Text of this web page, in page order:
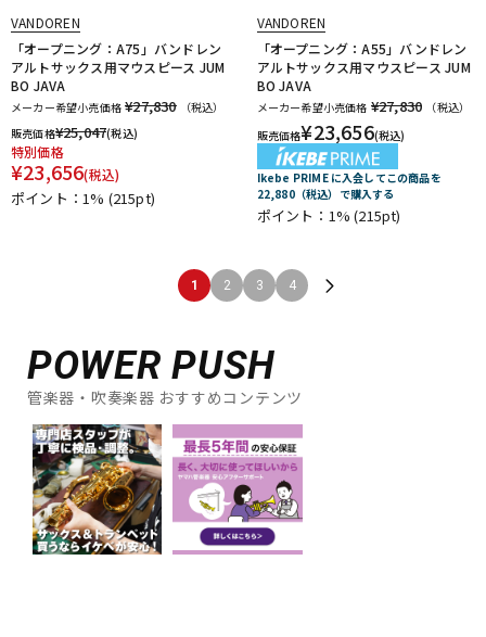
VANDOREN
「オープニング：A75」バンドレン
アルトサックス用マウスピース JUM
BO JAVA
メーカー希望小売価格 ¥27,830
（税込）
販売価格¥25,047(税込)
特別価格
¥23,656(税込)
ポイント：1% (215pt)
VANDOREN
「オープニング：A55」バンドレン
アルトサックス用マウスピース JUM
BO JAVA
メーカー希望小売価格 ¥27,830
（税込）
販売価格¥23,656(税込)
Ikebe PRIME に入会してこの商品を
22,880（税込）で購入する
ポイント：1%(215pt)
1 2 3 4
POWER PUSH
管楽器・吹奏楽器 おすすめコンテンツ